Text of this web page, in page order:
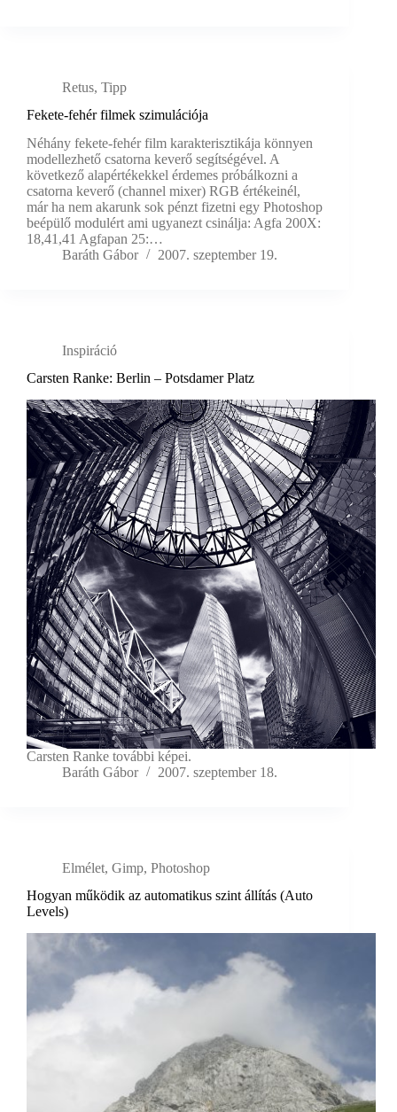
Retus, Tipp
Fekete-fehér filmek szimulációja
Néhány fekete-fehér film karakterisztikája könnyen
modellezhető csatorna keverő segítségével. A
következő alapértékekkel érdemes próbálkozni a
csatorna keverő (channel mixer) RGB értékeinél,
már ha nem akarunk sok pénzt fizetni egy Photoshop
beépülő modulért ami ugyanezt csinálja: Agfa 200X:
18,41,41 Agfapan 25:…
Baráth Gábor
2007. szeptember 19.
Inspiráció
Carsten Ranke: Berlin – Potsdamer Platz
Carsten Ranke további képei.
Baráth Gábor
2007. szeptember 18.
Elmélet, Gimp, Photoshop
Hogyan működik az automatikus szint állítás (Auto
Levels)